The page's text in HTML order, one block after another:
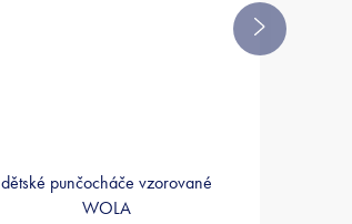
dětské punčocháče vzorované
WOLA
Další
produkt